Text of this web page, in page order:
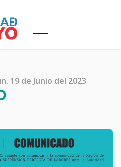
19 de Junio del 2023